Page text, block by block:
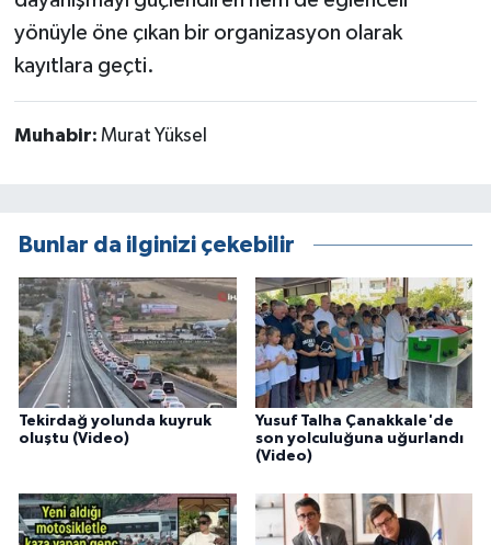
yönüyle öne çıkan bir organizasyon olarak
kayıtlara geçti.
Muhabir: Murat Yüksel
Bunlar da ilginizi çekebilir
Tekirdağ yolunda kuyruk
oluştu (Video)
Yusuf Talha Çanakkale'de
son yolculuğuna uğurlandı
(Video)